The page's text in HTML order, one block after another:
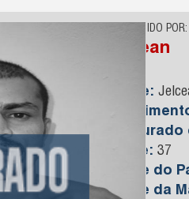
CONHECIDO POR:
Jocean
Nome:
Idade: 37
Nome do
Nome da